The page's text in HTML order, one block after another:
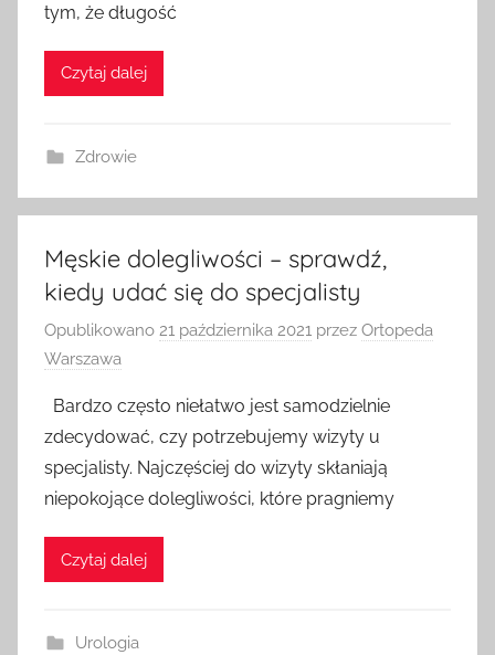
tym, że długość
Czytaj dalej
Zdrowie
Męskie dolegliwości – sprawdź,
kiedy udać się do specjalisty
Opublikowano 21 października 2021 przez Ortopeda
Warszawa
Bardzo często niełatwo jest samodzielnie
zdecydować, czy potrzebujemy wizyty u
specjalisty. Najczęściej do wizyty skłaniają
niepokojące dolegliwości, które pragniemy
Czytaj dalej
Urologia